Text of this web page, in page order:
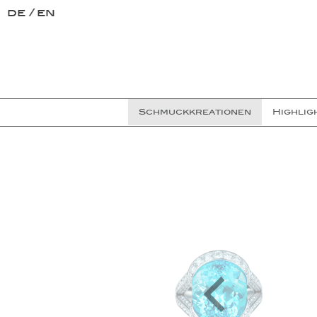
de en
Schmuckkreationen